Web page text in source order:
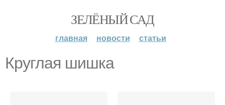
ЗЕЛЁНЫЙ САД
главная новости статьи
Круглая шишка